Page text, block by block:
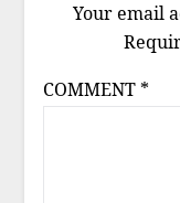
Your email
COMMENT *